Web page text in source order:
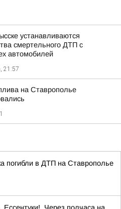
устанавливаются
смертельного ДТП с
автомобилей
21:57
на Ставрополье
погибли в ДТП на Ставрополье